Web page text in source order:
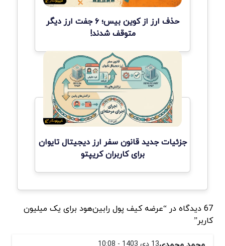
حذف ارز از کوین بیس؛ ۶ جفت ارز دیگر
متوقف شدند!
جزئیات جدید قانون سفر ارز دیجیتال تایوان
برای کاربران کریپتو
67 دیدگاه در “عرضه کیف پول رابین‌هود برای یک میلیون
کاربر”